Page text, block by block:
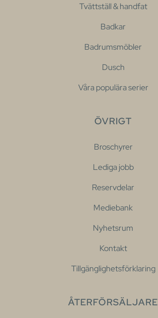
Tvättställ & handfat
Badkar
Badrumsmöbler
Dusch
Våra populära serier
ÖVRIGT
Broschyrer
Lediga jobb
Reservdelar
Mediebank
Nyhetsrum
Kontakt
Tillgänglighetsförklaring
ÅTERFÖRSÄLJARE